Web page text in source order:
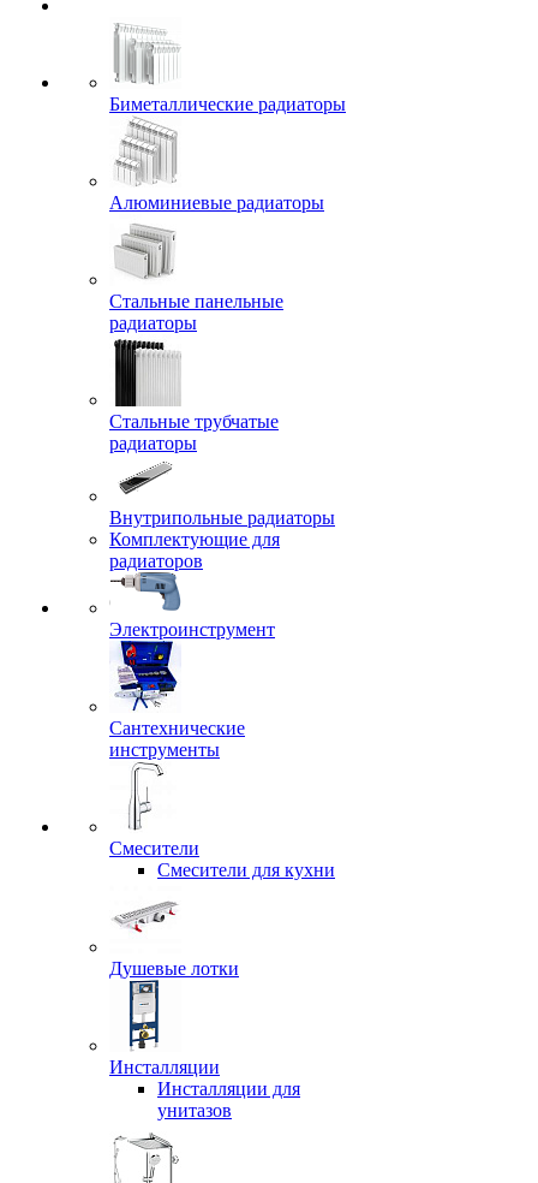
Биметаллические радиаторы
Алюминиевые радиаторы
Стальные панельные
радиаторы
Стальные трубчатые
радиаторы
Внутрипольные радиаторы
Комплектующие для
радиаторов
Электроинструмент
Сантехнические
инструменты
Смесители
Смесители для кухни
Душевые лотки
Инсталляции
Инсталляции для
унитазов